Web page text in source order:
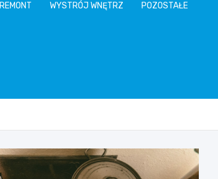
REMONT WYSTRÓJ WNĘTRZ POZOSTAŁE